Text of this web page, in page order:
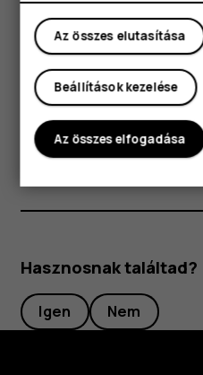
Koppintson a törölni
koppintson adelete
Több üzenet egyidejű
címzettek kezdőbetűit
üzenetek
elemre.
Hasznosnak találtad?
Igen Nem
Az összes elutasítása
Beállítások kezelése
Az összes elfogadása